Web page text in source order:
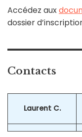
Accédez aux
dossier
Contacts
Laurent C.